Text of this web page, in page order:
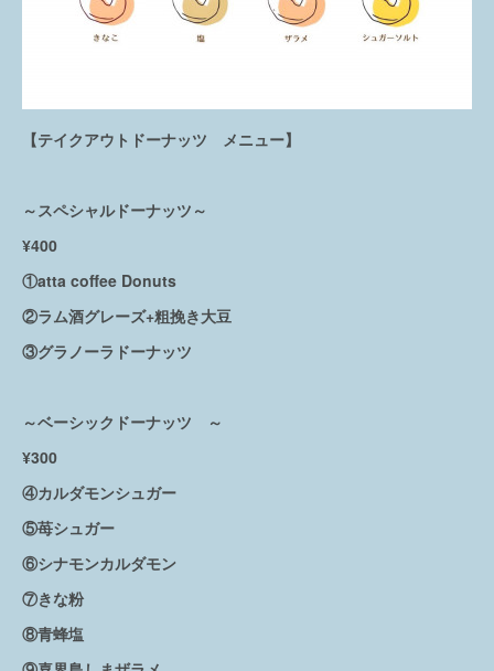
【テイクアウトドーナッツ メニュー】
～スペシャルドーナッツ～
¥400
①atta coffee Donuts
②ラム酒グレーズ+粗挽き大豆
③グラノーラドーナッツ
～ベーシックドーナッツ ～
¥300
④カルダモンシュガー
⑤苺シュガー
⑥シナモンカルダモン
⑦きな粉
⑧青蜂塩